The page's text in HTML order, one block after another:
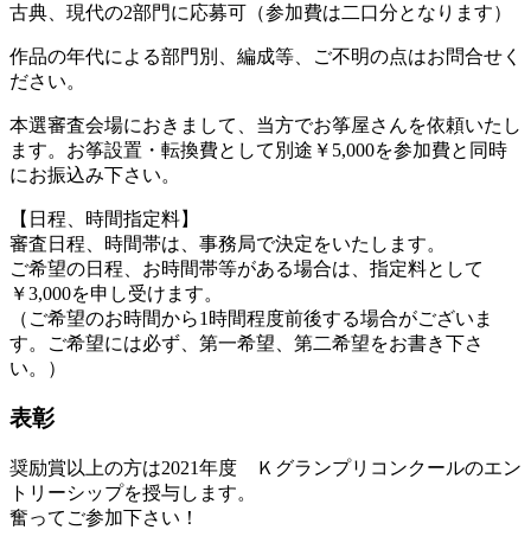
古典、現代の2部門に応募可（参加費は二口分となります）
作品の年代による部門別、編成等、ご不明の点はお問合せく
ださい。
本選審査会場におきまして、当方でお筝屋さんを依頼いたし
ます。お筝設置・転換費として別途￥5,000を参加費と同時
にお振込み下さい。
【日程、時間指定料】
審査日程、時間帯は、事務局で決定をいたします。
ご希望の日程、お時間帯等がある場合は、指定料として
￥3,000を申し受けます。
（ご希望のお時間から1時間程度前後する場合がございま
す。ご希望には必ず、第一希望、第二希望をお書き下さ
い。）
表彰
奨励賞以上の方は2021年度 Ｋグランプリコンクールのエン
トリーシップを授与します。
奮ってご参加下さい！